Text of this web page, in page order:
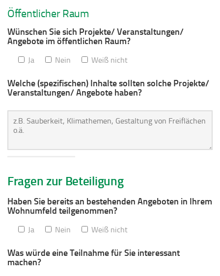
Öffentlicher Raum
Wünschen Sie sich Projekte/ Veranstaltungen/
Angebote im öffentlichen Raum?
Ja Nein Weiß nicht
Welche (spezifischen) Inhalte sollten solche Projekte/
Veranstaltungen/ Angebote haben?
Fragen zur Beteiligung
Haben Sie bereits an bestehenden Angeboten in Ihrem
Wohnumfeld teilgenommen?
Ja Nein Weiß nicht
Was würde eine Teilnahme für Sie interessant
machen?